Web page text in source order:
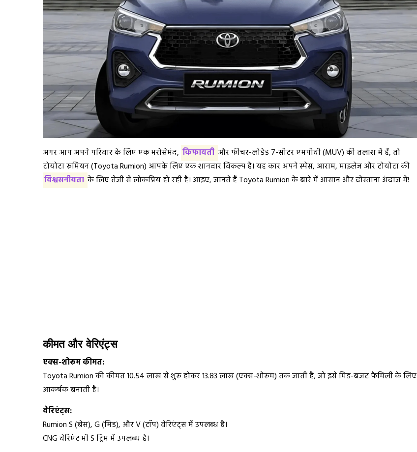
अगर आप अपने परिवार के लिए एक भरोसेमंद, किफायती और फीचर-लोडेड 7-सीटर एमपीवी (MUV) की तलाश में हैं, तो
टोयोटा रुमियन (Toyota Rumion) आपके लिए एक शानदार विकल्प है। यह कार अपने स्पेस, आराम, माइलेज और टोयोटा की
विश्वसनीयता के लिए तेजी से लोकप्रिय हो रही है। आइए, जानते हैं Toyota Rumion के बारे में आसान और दोस्ताना अंदाज में!
कीमत और वेरिएंट्स
एक्स-शोरूम कीमत:
Toyota Rumion की कीमत ₹10.54 लाख से शुरू होकर ₹13.83 लाख (एक्स-शोरूम) तक जाती है, जो इसे मिड-बजट फैमिली के लिए
आकर्षक बनाती है।
वेरिएंट्स:
Rumion S (बेस), G (मिड), और V (टॉप) वेरिएंट्स में उपलब्ध है।
CNG वेरिएंट भी S ट्रिम में उपलब्ध है।